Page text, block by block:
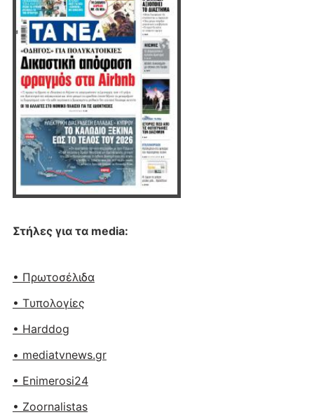
Στήλες για τα media:
• Πρωτοσέλιδα
• Tυπολογίες
• Harddog
• mediatvnews.gr
• Enimerosi24
• Zoornalistas